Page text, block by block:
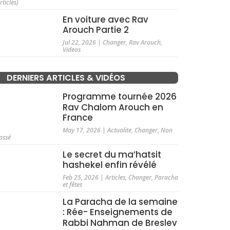
En voiture avec Rav
Arouch Partie 2
Jul 22, 2026| Changer, Rav Arouch,
Videos
DERNIERS ARTICLES & VIDÉOS
Programme tournée 2026
Rav Chalom Arouch en
France
May 17, 2026|Actualite, Changer, Non
Le secret du ma’hatsit
hashekel enfin révélé
Feb 25, 2026|Articles, Changer, Paracha
et fêtes
La Paracha de la semaine
: Rée- Enseignements de
Rabbi Nahman de Breslev